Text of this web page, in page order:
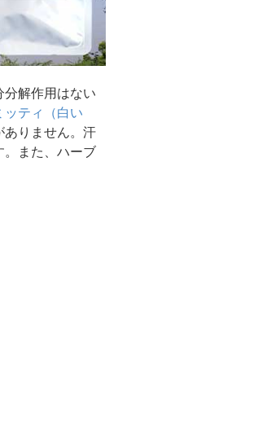
解作用はない
ッティ（白い
りません。汗
また、ハーブ